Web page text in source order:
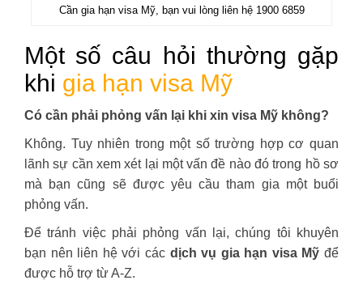
Cần gia hạn visa Mỹ, bạn vui lòng liên hệ 1900 6859
Một số câu hỏi thường gặp
khi gia hạn visa Mỹ
Có cần phải phỏng vấn lại khi xin visa Mỹ không?
Không. Tuy nhiên trong một số trường hợp cơ quan
lãnh sự cần xem xét lại một vấn đề nào đó trong hồ sơ
mà bạn cũng sẽ được yêu cầu tham gia một buổi
phỏng vấn.
Để tránh việc phải phỏng vấn lại, chúng tôi khuyên
bạn nên liên hệ với các dịch vụ gia hạn visa Mỹ để
được hỗ trợ từ A-Z.